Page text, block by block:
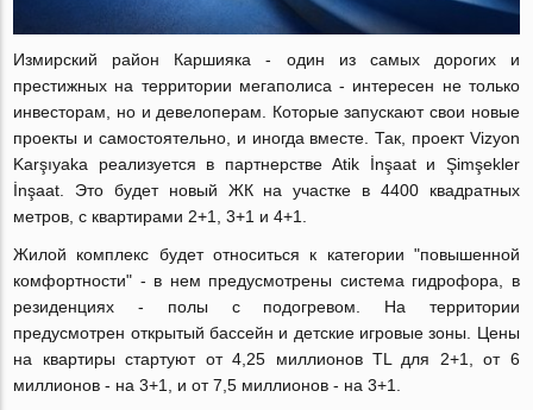
Измирский район Каршияка - один из самых дорогих и
престижных на территории мегаполиса - интересен не только
инвесторам, но и девелоперам. Которые запускают свои новые
проекты и самостоятельно, и иногда вместе. Так, проект Vizyon
Karşıyaka реализуется в партнерстве Atik İnşaat и Şimşekler
İnşaat. Это будет новый ЖК на участке в 4400 квадратных
метров, с квартирами 2+1, 3+1 и 4+1.
Жилой комплекс будет относиться к категории "повышенной
комфортности" - в нем предусмотрены система гидрофора, в
резиденциях - полы с подогревом. На территории
предусмотрен открытый бассейн и детские игровые зоны. Цены
на квартиры стартуют от 4,25 миллионов TL для 2+1, от 6
миллионов - на 3+1, и от 7,5 миллионов - на 3+1.